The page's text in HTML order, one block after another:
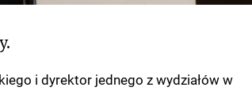
i dyrektor jednego z wydziałów w